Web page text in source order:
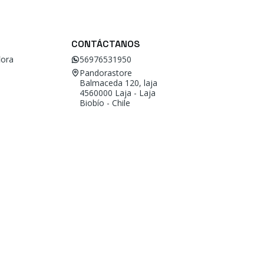
CONTÁCTANOS
56976531950
Pandorastore
Balmaceda 120, laja
4560000 Laja - Laja
Biobío - Chile